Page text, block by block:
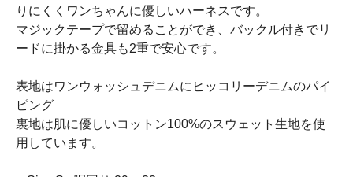
りにくくワンちゃんに優しいハーネスです。
マジックテープで留めることができ、バックル付きでリ
ードに掛かる金具も2重で安心です。
表地はワンウォッシュデニムにヒッコリーデニムのパイ
ピング
裏地は肌に優しいコットン100%のスウェット生地を使
用しています。